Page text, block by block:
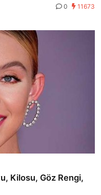
0 11673
Kilosu, Göz Rengi,